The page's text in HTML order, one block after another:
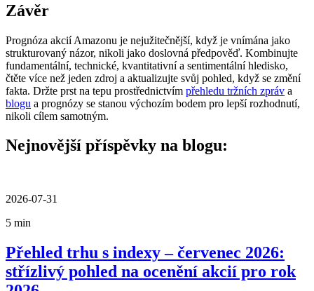
Závěr
Prognóza akcií Amazonu je nejužitečnější, když je vnímána jako
strukturovaný názor, nikoli jako doslovná předpověď. Kombinujte
fundamentální, technické, kvantitativní a sentimentální hledisko,
čtěte více než jeden zdroj a aktualizujte svůj pohled, když se změní
fakta. Držte prst na tepu prostřednictvím přehledu tržních zpráv a
blogu a prognózy se stanou výchozím bodem pro lepší rozhodnutí,
nikoli cílem samotným.
Nejnovější příspěvky na blogu:
2026-07-31
5 min
Přehled trhu s indexy – červenec 2026:
střízlivý pohled na ocenění akcií pro rok